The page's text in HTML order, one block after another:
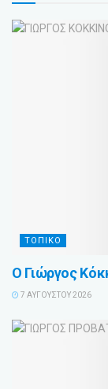
ΤΟΠΙΚΟ
Ο Γιώργος
7 ΑΥΓΟΎΣΤΟΥ 2026